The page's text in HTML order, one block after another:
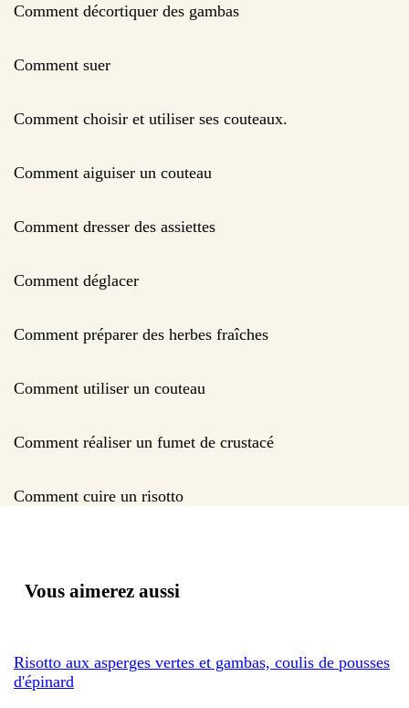
Comment décortiquer des gambas
Comment suer
Comment choisir et utiliser ses couteaux.
Comment aiguiser un couteau
Comment dresser des assiettes
Comment déglacer
Comment préparer des herbes fraîches
Comment utiliser un couteau
Comment réaliser un fumet de crustacé
Comment cuire un risotto
Vous aimerez aussi
Risotto aux asperges vertes et gambas, coulis de pousses
d'épinard